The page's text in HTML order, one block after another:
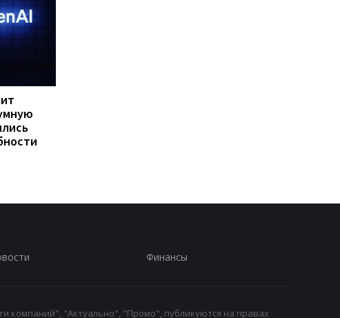
Финансы
компаний", "Актуально", "Промо", публикуются на правах